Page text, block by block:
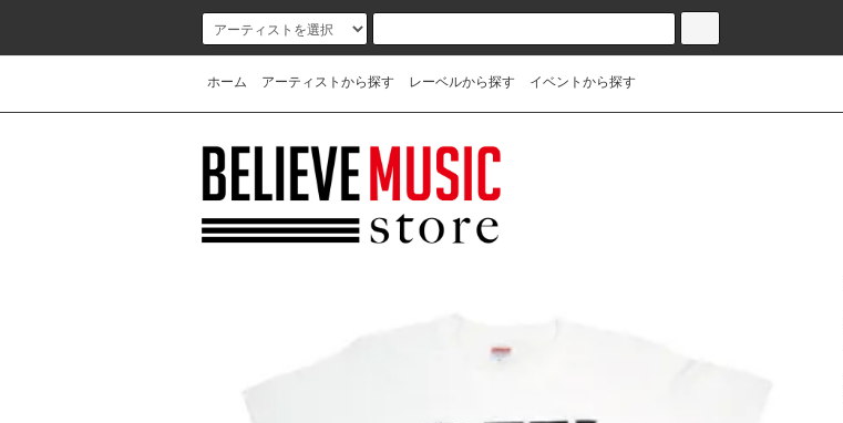
ホーム アーティストから探す レーベルから探す イベントから探す